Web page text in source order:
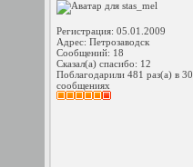
Регистрация: 05.01.2009
Адрес: Петрозаводск
Сообщений: 18
Сказал(а) спасибо: 12
Поблагодарили 481 раз(а) в 30
сообщениях